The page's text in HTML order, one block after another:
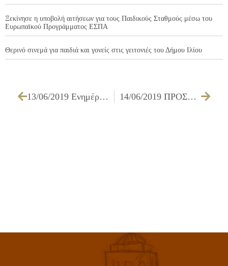
Ξεκίνησε η υποβολή αιτήσεων για τους Παιδικούς Σταθμούς μέσω του
Ευρωπαϊκού Προγράμματος ΕΣΠΑ
Θερινό σινεμά για παιδιά και γονείς στις γειτονιές του Δήμου Ιλίου
13/06/2019 Ενημέρωση για τις ενέργειες καταπολέμησης των κουνουπιών και οδηγίες προστασίας 14/06/2019 ΠΡΟΣΚΛΗΣΗ ΜΕΛΩΝ ΟΙΚΟΝΟΜΙΚΗΣ ΕΠΙΤΡΟΠΗΣ ΓΙΑ ΤΗΝ 18/06/2019